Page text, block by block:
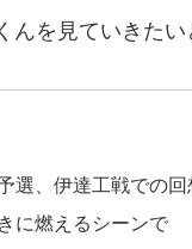
を見ていきたい
選、伊達工戦での回
に燃えるシーンで